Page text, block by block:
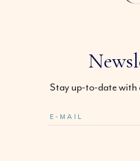
Stay up-to-date with